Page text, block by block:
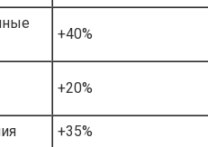
+40%
+20%
+35%